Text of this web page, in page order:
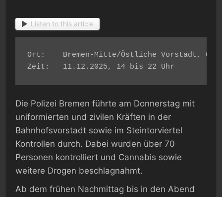
Listen to this article
Ort: 	Bremen-Mitte/Östliche Vorstadt, OT Bahnhofsvorstadt/Steintorviertel
Zeit: 	11.12.2025, 14 bis 22 Uhr
Die Polizei Bremen führte am Donnerstag mit
uniformierten und zivilen Kräften in der
Bahnhofsvorstadt sowie im Steintorviertel
Kontrollen durch. Dabei wurden über 70
Personen kontrolliert und Cannabis sowie
weitere Drogen beschlagnahmt.
Ab dem frühen Nachmittag bis in den Abend